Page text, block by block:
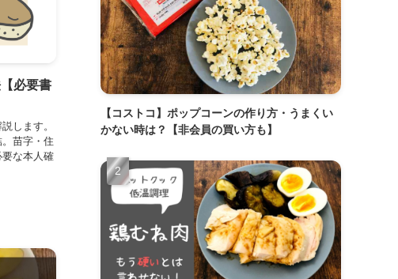
必要書
します。
苗字・住
な本人確
【コストコ】ポップコーンの作り方・うまくい
かない時は？【非会員の買い方も】